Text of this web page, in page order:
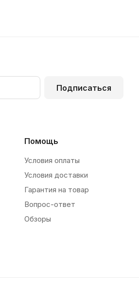
Подписаться
Помощь
Условия оплаты
Условия доставки
Гарантия на товар
Вопрос-ответ
Обзоры